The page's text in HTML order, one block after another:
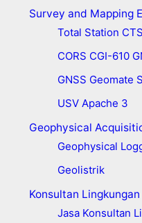
Survey and Mapping
Total Station
CORS CGI-610
GNSS Geomate
USV Apache 3
Geophysical
Geophysical
Geolistrik
Konsultan Lingkungan
Jasa Konsultan